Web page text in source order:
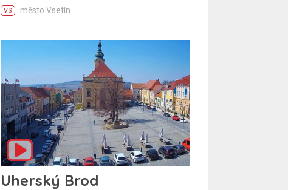
VS město Vsetín
Uherský Brod